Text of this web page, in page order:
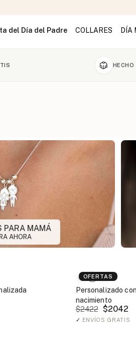
del Día del Padre COLLARES DÍA
HECHO
PARA MAMÁ
AHORA
OFERTAS
Personalizado
nacimiento
$2422 $2042
✓ ENVÍOS GRATIS